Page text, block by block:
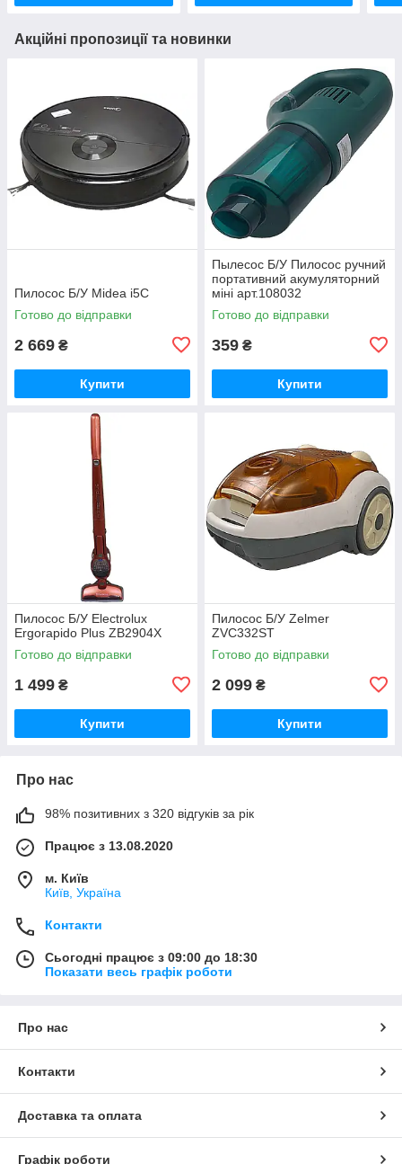
Акційні пропозиції та новинки
Пилосос Б/У Midea i5C
Готово до відправки
2 669 ₴
Купити
Пылесос Б/У Пилосос ручний
портативний акумуляторний
міні арт.108032
Готово до відправки
359 ₴
Купити
Пилосос Б/У Electrolux
Ergorapido Plus ZB2904X
Готово до відправки
1 499 ₴
Купити
Пилосос Б/У Zelmer
ZVC332ST
Готово до відправки
2 099 ₴
Купити
Про нас
98% позитивних з 320 відгуків за рік
Працює з 13.08.2020
м. Київ
Київ, Україна
Контакти
Сьогодні працює з 09:00 до 18:30
Показати весь графік роботи
Про нас
Контакти
Доставка та оплата
Графік роботи